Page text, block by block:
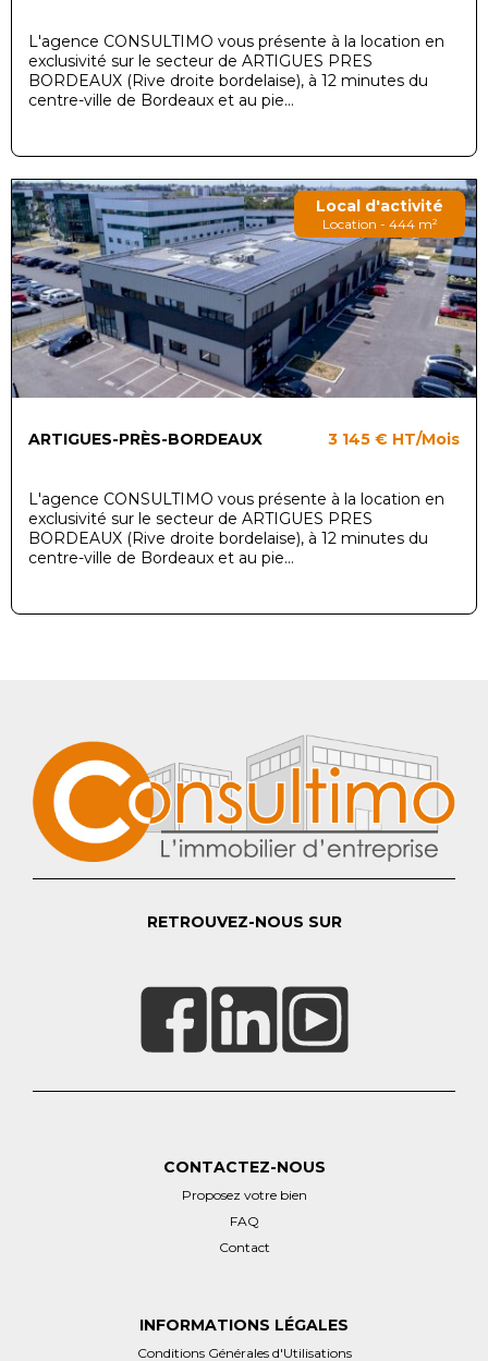
L'agence CONSULTIMO vous présente à la location en
exclusivité sur le secteur de ARTIGUES PRES
BORDEAUX (Rive droite bordelaise), à 12 minutes du
centre-ville de Bordeaux et au pie...
Local d'activité
Location - 444 m²
ARTIGUES-PRÈS-BORDEAUX 3 145 € HT/Mois
L'agence CONSULTIMO vous présente à la location en
exclusivité sur le secteur de ARTIGUES PRES
BORDEAUX (Rive droite bordelaise), à 12 minutes du
centre-ville de Bordeaux et au pie...
RETROUVEZ-NOUS SUR
CONTACTEZ-NOUS
Proposez votre bien
FAQ
Contact
INFORMATIONS LÉGALES
Conditions Générales d'Utilisations